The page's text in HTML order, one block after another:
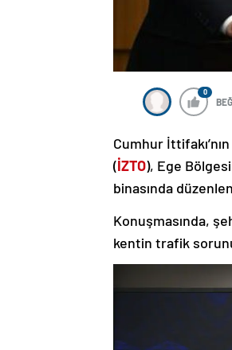
0
Cumhur
(İZTO), Ege Bölgesi
binasında
Konuşmasında,
kentin trafik